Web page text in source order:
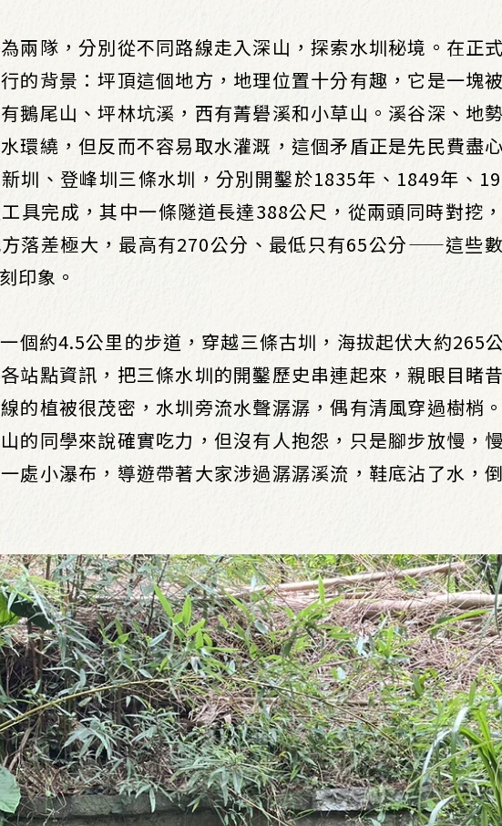
兩隊，分別從不同路線走入深山，探索水圳秘境。在正
的背景：坪頂這個地方，地理位置十分有趣，它是一塊
鵝尾山、坪林坑溪，西有菁礐溪和小草山。溪谷深、地
環繞，但反而不容易取水灌溉，這個矛盾正是先民費盡
圳、登峰圳三條水圳，分別開鑿於1835年、1849年、
具完成，其中一條隧道長達388公尺，從兩頭同時對挖
落差極大，最高有270公分、最低只有65公分——這些
印象。
個約4.5公里的步道，穿越三條古圳，海拔起伏大約265
站點資訊，把三條水圳的開鑿歷史串連起來，親眼目睹
的植被很茂密，水圳旁流水聲潺潺，偶有清風穿過樹梢
的同學來說確實吃力，但沒有人抱怨，只是腳步放慢，
處小瀑布，導遊帶著大家涉過潺潺溪流，鞋底沾了水，